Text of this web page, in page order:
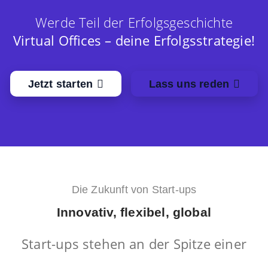
Werde Teil der Erfolgsgeschichte
Virtual Offices – deine Erfolgsstrategie!
Jetzt starten Lass uns reden
Die Zukunft von Start-ups
Innovativ, flexibel, global
Start-ups stehen an der Spitze einer